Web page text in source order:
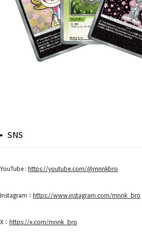
SNS
YouTube : https://youtube.com/@mnnkbro
Instagram： https://www.instagram.com/mnnk_bro
X： https://x.com/mnnk_bro